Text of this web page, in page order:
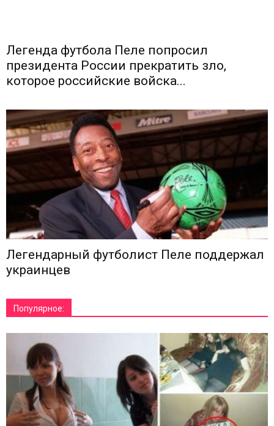
Легенда футбола Пеле попросил
президента России прекратить зло,
которое российские войска...
Легендарный футболист Пеле поддержал
украинцев
Популярное: